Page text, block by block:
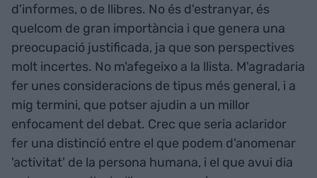
d'informes, o de llibres. No és d'estranyar, és
quelcom de gran importància i que genera una
preocupació justificada, ja que son perspectives
molt incertes. No m'afegeixo a la llista. M'agradaria
fer unes consideracions de tipus més general, i a
mig termini, que potser ajudin a un millor
enfocament del debat. Crec que seria aclaridor
fer una distinció entre el que podem d'anomenar
'activitat' de la persona humana, i el que avui dia